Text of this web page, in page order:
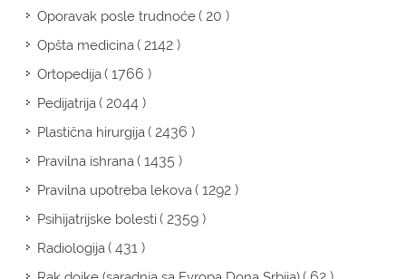
Oporavak posle trudnoće( 20 )
Opšta medicina( 2142 )
Ortopedija( 1766 )
Pedijatrija( 2044 )
Plastična hirurgija( 2436 )
Pravilna ishrana( 1435 )
Pravilna upotreba lekova( 1292 )
Psihijatrijske bolesti( 2359 )
Radiologija( 431 )